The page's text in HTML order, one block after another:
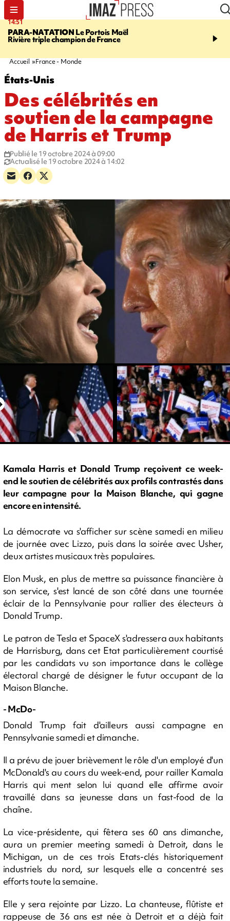
14:51
PARA-NATATION Le Portois Maël
Rivière triple champion de France
17:12
s'envolent pour
Accueil France - Monde
États-Unis
Des célébrités en
soutien de la campagne
de Harris et Trump
Publié le 19 octobre 2024 à 09:00
Actualisé le 19 octobre 2024 à 14:02
Kamala Harris et Donald Trump reçoivent ce week-
end le soutien de célébrités aux profils contrastés dans
leur campagne pour la Maison Blanche, qui gagne
encore en intensité.
La démocrate va s'afficher sur scène samedi en milieu
de journée avec Lizzo, puis dans la soirée avec Usher,
deux artistes musicaux très populaires.
Elon Musk, en plus de mettre sa puissance financière à
son service, s'est lancé de son côté dans une tournée
éclair de la Pennsylvanie pour rallier des électeurs à
Donald Trump.
Le patron de Tesla et SpaceX s'adressera aux habitants
de Harrisburg, dans cet Etat particulièrement courtisé
par les candidats vu son importance dans le collège
électoral chargé de désigner le futur occupant de la
Maison Blanche.
- McDo-
Donald Trump fait d'ailleurs aussi campagne en
Pennsylvanie samedi et dimanche.
Il a prévu de jouer brièvement le rôle d'un employé d'un
McDonald's au cours du week-end, pour railler Kamala
Harris qui ment selon lui quand elle affirme avoir
travaillé dans sa jeunesse dans un fast-food de la
chaîne.
La vice-présidente, qui fêtera ses 60 ans dimanche,
aura un premier meeting samedi à Detroit, dans le
Michigan, un de ces trois Etats-clés historiquement
industriels du nord, sur lesquels elle a concentré ses
efforts toute la semaine.
Elle y sera rejointe par Lizzo. La chanteuse, flûtiste et
rappeuse de 36 ans est née à Detroit et a déjà fait